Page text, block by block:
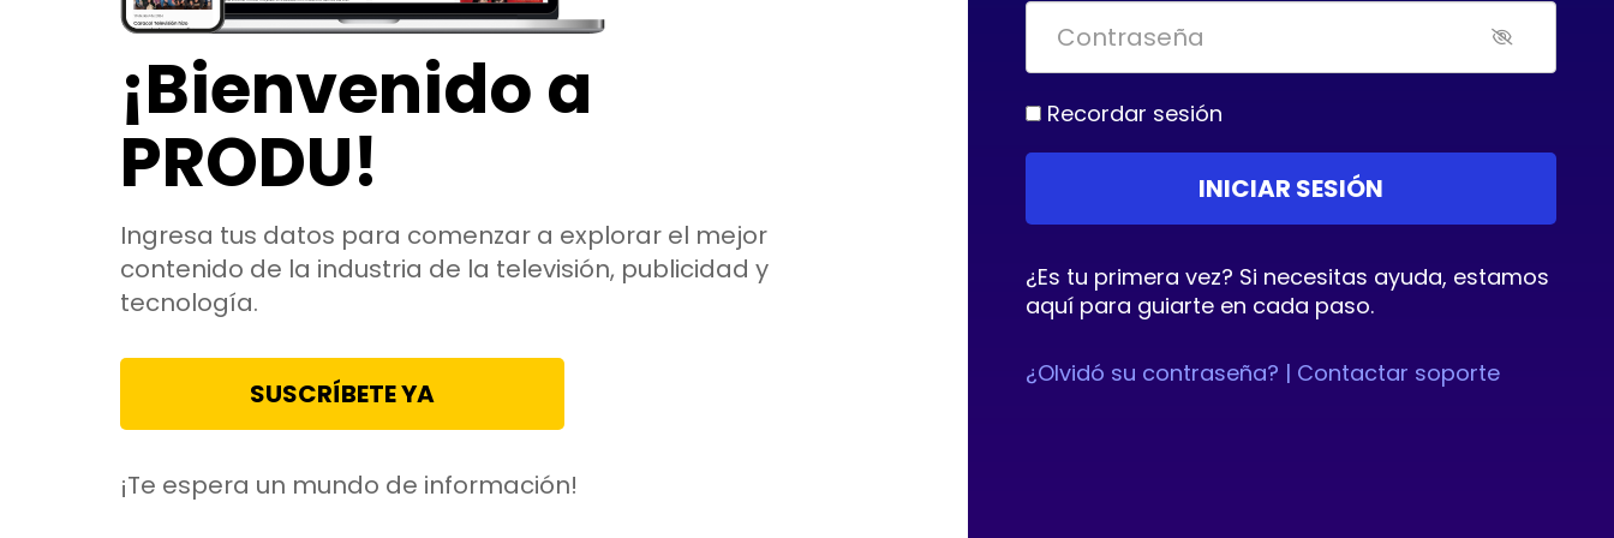
¡Bienvenido a
PRODU!
Ingresa tus datos para comenzar a explorar el mejor
contenido de la industria de la televisión, publicidad y
tecnología.
SUSCRÍBETE YA
¡Te espera un mundo de información!
Recordar sesión
¿Es tu primera vez? Si necesitas ayuda, estamos
aquí para guiarte en cada paso.
¿Olvidó su contraseña? | Contactar soporte